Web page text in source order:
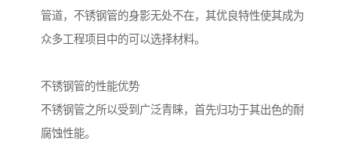
管道，不锈钢管的身影无处不在，其优良特性使其成为
众多工程项目中的可以选择材料。
不锈钢管的性能优势
不锈钢管之所以受到广泛青睐，首先归功于其出色的耐
腐蚀性能。